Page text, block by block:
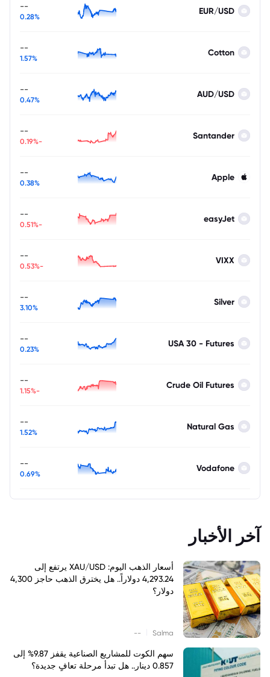
EUR/USD
--
0.28%
Cotton
--
1.57%
AUD/USD
--
0.47%
Santander
--
-0.19%
Apple
--
0.38%
easyJet
--
-0.51%
VIXX
--
-0.53%
Silver
--
3.10%
USA 30 - Futures
--
0.23%
Crude Oil Futures
--
-1.15%
Natural Gas
--
1.52%
Vodafone
--
0.69%
آخر الأخبار
أسعار الذهب اليوم: XAU/USD يرتفع إلى
4,293.24 دولاراً.. هل يخترق الذهب حاجز 4,300
دولار؟
Salma
--
سهم الكوت للمشاريع الصناعية يقفز 9.87% إلى
0.857 دينار.. هل تبدأ مرحلة تعافٍ جديدة؟